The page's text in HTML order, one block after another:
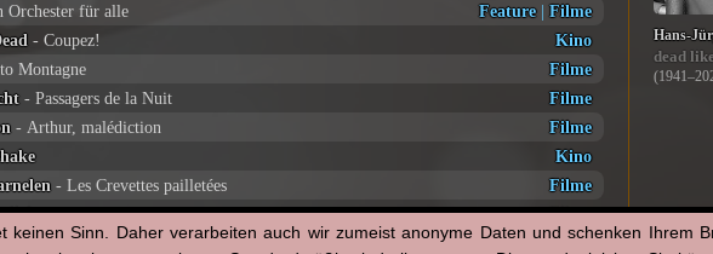
für alle Feature| Filme
- Coupez!
Kino
Montagne
Filme
- Passagers de la Nuit
Filme
- Arthur, malédiction
Filme
Kino
- Les Crevettes pailletées
Filme
- Hors Normes
Filme
Bitch of Buckingham Connasse, Princesse des Cœurs Filme
Hans-
dead
keinen Sinn. Daher verarbeiten auch wir zumeist anonyme Daten und schenken Ihrem